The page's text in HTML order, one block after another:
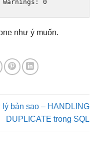
Warnings : 0
như ý muốn.
lý bản sao – HANDLING
DUPLICATE trong SQL